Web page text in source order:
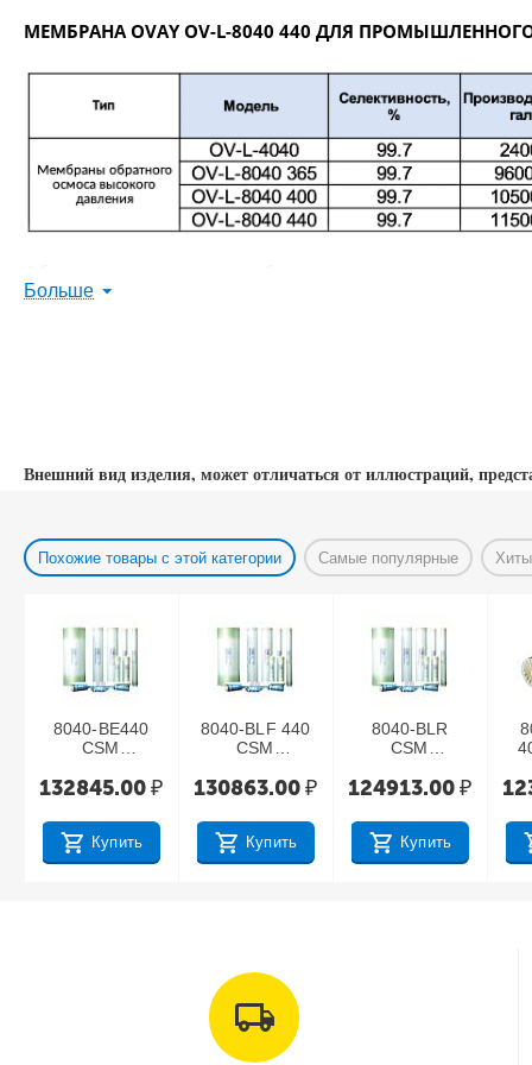
МЕМБРАНА OVAY OV-L-8040 440 ДЛЯ
Сменный рулонный обратноосмотический мембранный
Больше
Внешний вид изделия, может отличаться от иллюстраций,
Похожие товары с этой категории Самые популярные
8040-BE440
CSM
осмос, 99.7%,
132845.00₽
Купить
8040-BLF 440
CSM
осмос, 99.2%,
130863.00₽
Купить
8040-BLR
CSM
осмос, 99.6%,
124913.00₽
Купить